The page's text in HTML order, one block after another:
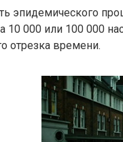
эпидемического
10 000 или 100 000
отрезка времени.